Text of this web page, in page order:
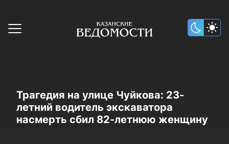
Трагедия на улице Чуйкова: 23-
летний водитель экскаватора
насмерть сбил 82-летнюю женщину